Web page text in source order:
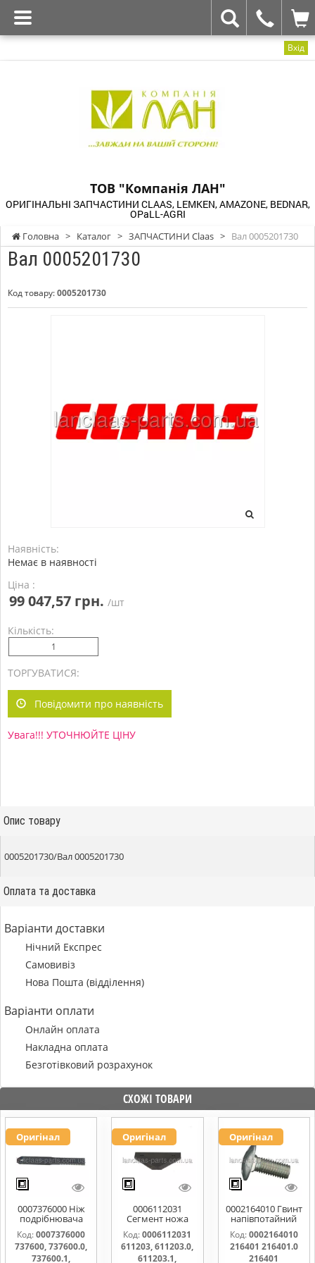
Вхід
ТОВ "Компанія ЛАН"
ОРИГІНАЛЬНІ ЗАПЧАСТИНИ CLAAS, LEMKEN, AMAZONE, BEDNAR,
OPaLL-AGRI
Головна > Каталог > ЗАПЧАСТИНИ Claas > Вал 0005201730
Вал 0005201730
Код товару:0005201730
Наявність:
Немає в наявності
Ціна :
99 047,57 грн. /шт
Кількість:
ТОРГУВАТИСЯ:
Повідомити про наявність
Увага!!! УТОЧНЮЙТЕ ЦІНУ
Опис товару
0005201730/Вал 0005201730
Оплата та доставка
Варіанти доставки
Нічний Експрес
Самовивіз
Нова Пошта (відділення)
Варіанти оплати
Онлайн оплата
Накладна оплата
Безготівковий розрахунок
СХОЖІ ТОВАРИ
Оригінал
0007376000 Ніж
подрібнювача
соломи,рухомий
737600, 737600.0,
737600.1,
737600000
Код:0007376000
737600, 737600.0,
737600.1,
Оригінал
0006112031
Сегмент ножа
жатки 611203,
611203.0,
611203.1,
000611203
Код: 0006112031
611203, 611203.0,
611203.1,
Оригінал
0002164010 Гвинт
напівпотайний
М10х25х20
216401 216401.0
216401.1
216401000
Код:0002164010
216401 216401.0
216401